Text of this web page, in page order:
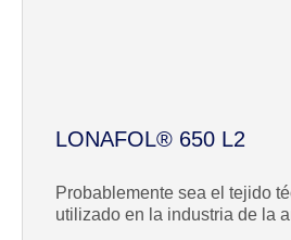
LONAFOL® 650 L2
Probablemente sea el tejido
utilizado en la industria de la